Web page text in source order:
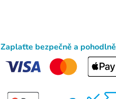
Zaplaťte bezpečně a pohodlně